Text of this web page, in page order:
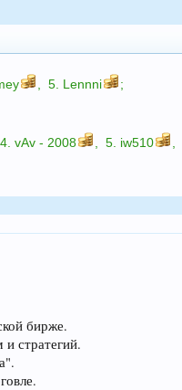
5. Lennni
;
4.vAv - 2008 5. iw510
бирже.
стратегий.